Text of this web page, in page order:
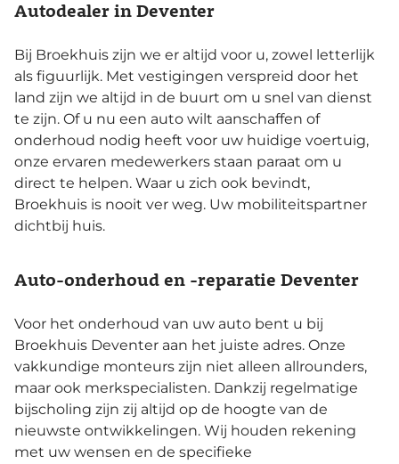
Autodealer in Deventer
Bij Broekhuis zijn we er altijd voor u, zowel letterlijk
als figuurlijk. Met vestigingen verspreid door het
land zijn we altijd in de buurt om u snel van dienst
te zijn. Of u nu een auto wilt aanschaffen of
onderhoud nodig heeft voor uw huidige voertuig,
onze ervaren medewerkers staan paraat om u
direct te helpen. Waar u zich ook bevindt,
Broekhuis is nooit ver weg. Uw mobiliteitspartner
dichtbij huis.
Auto-onderhoud en -reparatie Deventer
Voor het onderhoud van uw auto bent u bij
Broekhuis Deventer aan het juiste adres. Onze
vakkundige monteurs zijn niet alleen allrounders,
maar ook merkspecialisten. Dankzij regelmatige
bijscholing zijn zij altijd op de hoogte van de
nieuwste ontwikkelingen. Wij houden rekening
met uw wensen en de specifieke